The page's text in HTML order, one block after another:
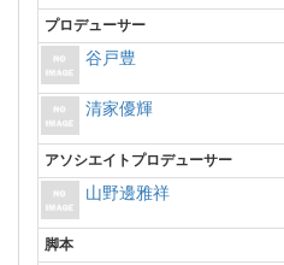
プロデューサー
谷戸豊
清家優輝
アソシエイトプロデューサー
山野邊雅祥
脚本